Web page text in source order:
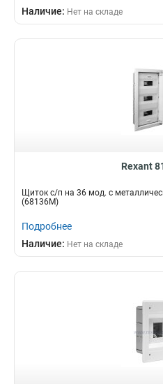
Наличие: Нет на складе
Rexant
Щиток с/п на 36 мод. с
(68136М)
Подробнее
Наличие: Нет на складе